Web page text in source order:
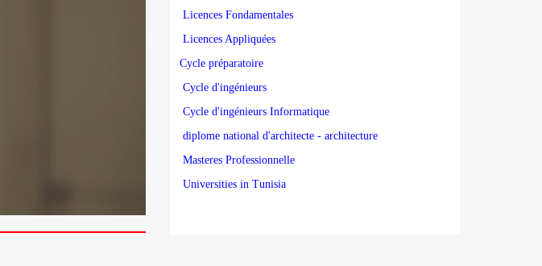
Licences Fondamentales
Licences Appliquées
Cycle préparatoire
Cycle d'ingénieurs
Cycle d'ingénieurs Informatique
diplome national d'architecte - architecture
Masteres Professionnelle
Universities in Tunisia